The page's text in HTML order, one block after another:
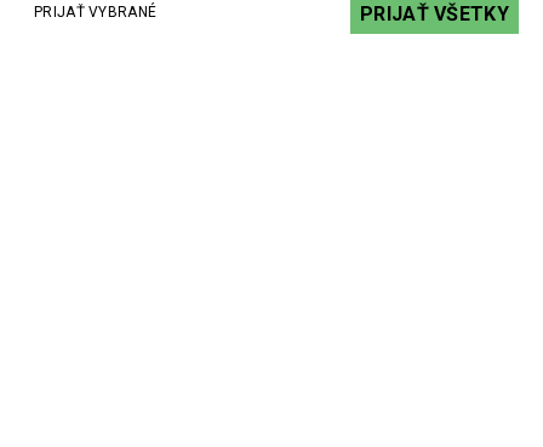
PRIJAŤ VYBRANÉ PRIJAŤ VŠETKY